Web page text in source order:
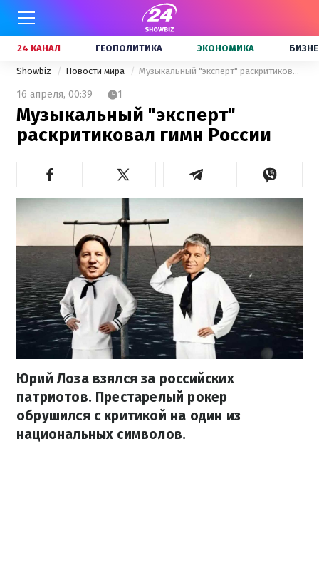
24 КАНАЛ ГЕОПОЛИТИКА ЭКОНОМИКА
Showbiz Новости мира Музыкальный "эксперт" раскритиковал гимн России
16 апреля, 00:39 1
Музыкальный "эксперт"
раскритиковал гимн России
Юрий Лоза взялся за российских
патриотов. Престарелый рокер
обрушился с критикой на один из
национальных символов.